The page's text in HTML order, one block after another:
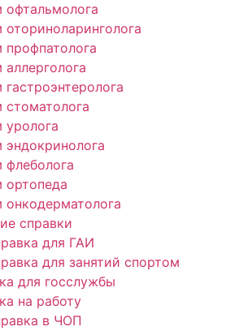
ортопеда
справки
для ГАИ
для занятий спортом
для госслужбы
на работу
в ЧОП